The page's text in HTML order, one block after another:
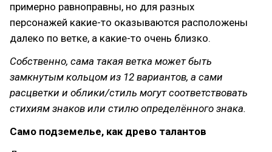
примерно равноправны, но для разных
персонажей какие-то оказываются расположены
далеко по ветке, а какие-то очень близко.
Собственно, сама такая ветка может быть
замкнутым кольцом из 12 вариантов, а сами
расцветки и облики/стиль могут соответствовать
стихиям знаков или стилю определённого знака.
Само подземелье, как древо талантов